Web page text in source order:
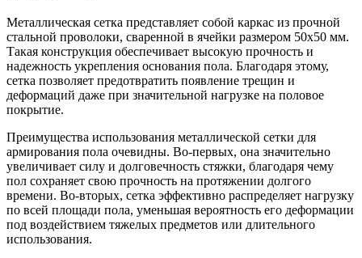
Металлическая сетка представляет собой каркас из прочной
стальной проволоки, сваренной в ячейки размером 50х50 мм.
Такая конструкция обеспечивает высокую прочность и
надежность укрепления основания пола. Благодаря этому,
сетка позволяет предотвратить появление трещин и
деформаций даже при значительной нагрузке на половое
покрытие.
Преимущества использования металлической сетки для
армирования пола очевидны. Во-первых, она значительно
увеличивает силу и долговечность стяжки, благодаря чему
пол сохраняет свою прочность на протяжении долгого
времени. Во-вторых, сетка эффективно распределяет нагрузку
по всей площади пола, уменьшая вероятность его деформации
под воздействием тяжелых предметов или длительного
использования.